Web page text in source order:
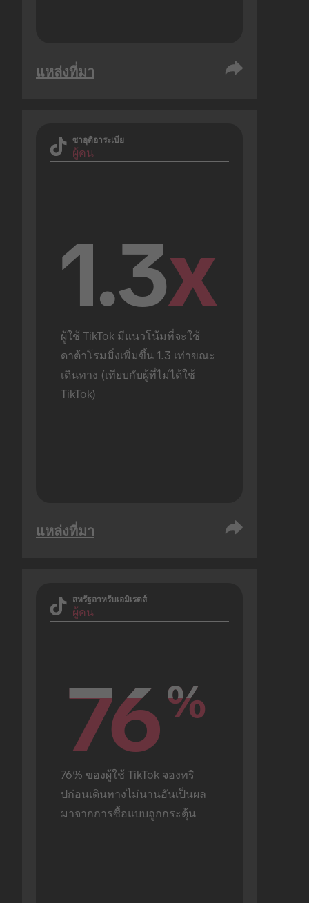
แหล่งที่มา
ซาอุดิอาระเบีย
ผู้คน
1.3x
ผู้ใช้ TikTok มีแนวโน้มที่จะใช้
ดาต้าโรมมิ่งเพิ่มขึ้น 1.3 เท่าขณะ
เดินทาง (เทียบกับผู้ที่ไม่ได้ใช้
TikTok)
แหล่งที่มา
สหรัฐอาหรับเอมิเรตส์
ผู้คน
76%
76%
76% ของผู้ใช้ TikTok จองทริ
ปก่อนเดินทางไม่นานอันเป็นผล
มาจากการซื้อแบบถูกกระตุ้น